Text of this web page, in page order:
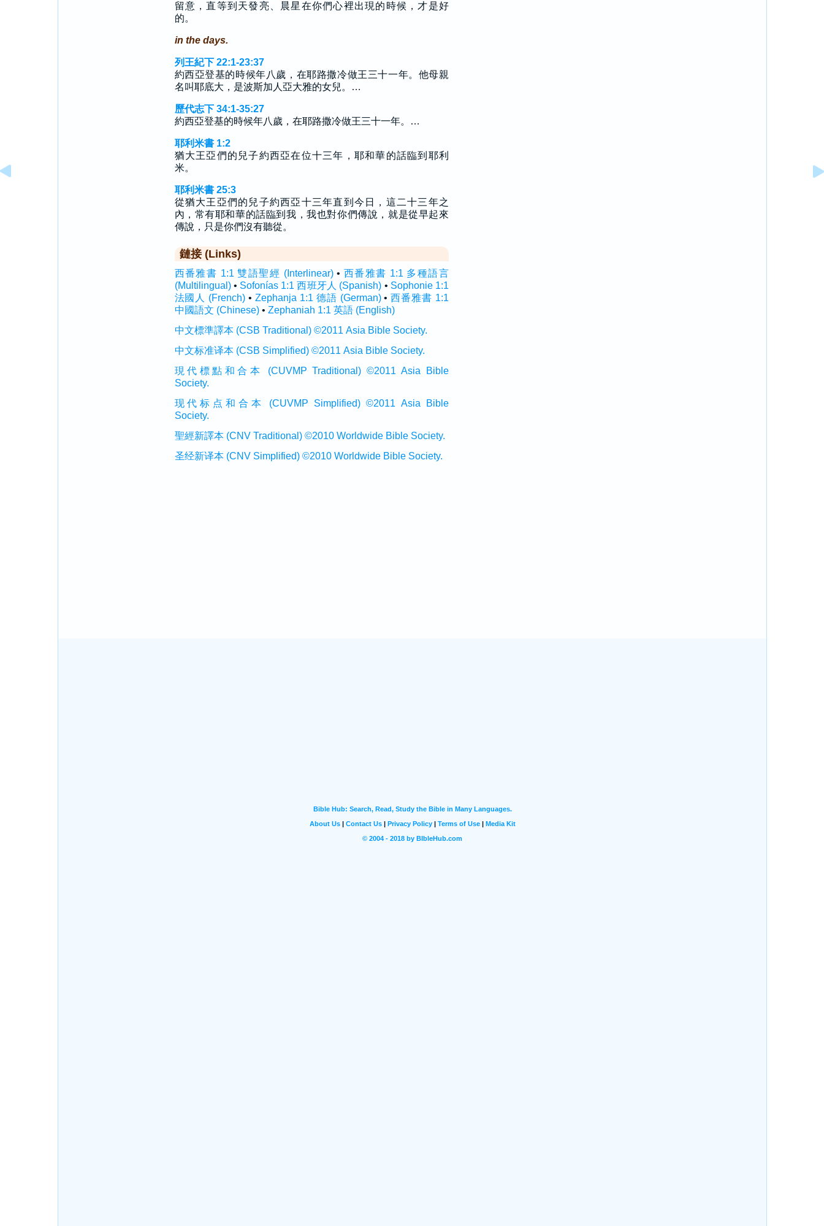
留意，直等到天發亮、晨星在你們心裡出現的時候，才是好
的。
in the days.
列王紀下 22:1-23:37
約西亞登基的時候年八歲，在耶路撒冷做王三十一年。他母親
名叫耶底大，是波斯加人亞大雅的女兒。…
歷代志下 34:1-35:27
約西亞登基的時候年八歲，在耶路撒冷做王三十一年。…
耶利米書 1:2
猶大王亞們的兒子約西亞在位十三年，耶和華的話臨到耶利
米。
耶利米書 25:3
從猶大王亞們的兒子約西亞十三年直到今日，這二十三年之
內，常有耶和華的話臨到我，我也對你們傳說，就是從早起來
傳說，只是你們沒有聽從。
鏈接 (Links)
西番雅書 1:1 雙語聖經 (Interlinear)• 西番雅書 1:1 多種語言
(Multilingual)• Sofonías 1:1 西班牙人 (Spanish) • Sophonie 1:1
法國人 (French) • Zephanja 1:1 德語 (German)•西番雅書 1:1
中國語文 (Chinese)• Zephaniah 1:1 英語 (English)
中文標準譯本 (CSB Traditional) ©2011 Asia Bible Society.
中文标准译本 (CSB Simplified) ©2011 Asia Bible Society.
現代標點和合本 (CUVMP Traditional) ©2011 Asia Bible
Society.
现代标点和合本 (CUVMP Simplified) ©2011 Asia Bible
Society.
聖經新譯本 (CNV Traditional) ©2010 Worldwide Bible Society.
圣经新译本 (CNV Simplified) ©2010 Worldwide Bible Society.